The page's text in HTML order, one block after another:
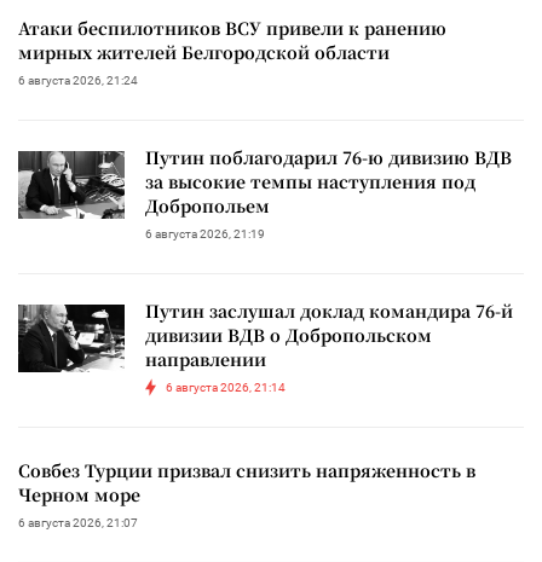
Атаки беспилотников ВСУ привели к ранению
мирных жителей Белгородской области
6 августа 2026, 21:24
Путин поблагодарил 76-ю дивизию ВДВ
за высокие темпы наступления под
Добропольем
6 августа 2026, 21:19
Путин заслушал доклад командира 76-й
дивизии ВДВ о Добропольском
направлении
6 августа 2026, 21:14
Совбез Турции призвал снизить напряженность в
Черном море
6 августа 2026, 21:07